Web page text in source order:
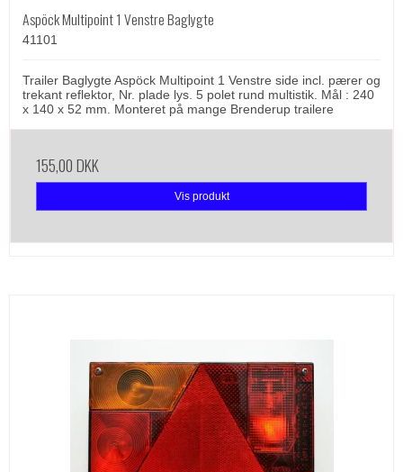
Aspöck Multipoint 1 Venstre Baglygte
41101
Trailer Baglygte Aspöck Multipoint 1 Venstre side incl. pærer og
trekant reflektor, Nr. plade lys. 5 polet rund multistik. Mål : 240
x 140 x 52 mm. Monteret på mange Brenderup trailere
155,00 DKK
Vis produkt